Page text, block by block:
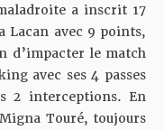
a inscrit 17
Lacan avec 9 points,
d’impacter le match
avec ses 4 passes
2 interceptions. En
Touré, toujours